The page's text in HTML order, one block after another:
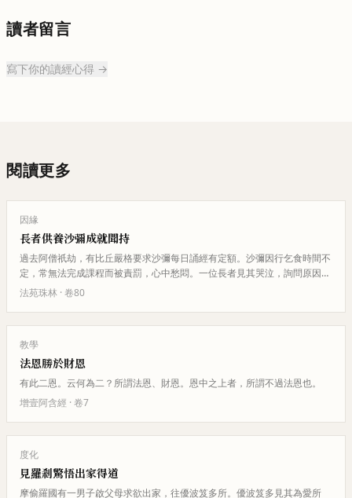
讀者留言
寫下你的讀經心得 →
閱讀更多
因緣
長者供養沙彌成就聞持
過去阿僧祇劫，有比丘嚴格要求沙彌每日誦經有定額。沙彌因行乞食時間不
定，常無法完成課程而被責罰，心中愁悶。一位長者見其哭泣，詢問原因
後，主動供養沙彌飲食，使其能專…
法苑珠林 · 卷80
教學
法恩勝於財恩
有此二恩。云何為二？所謂法恩、財恩。恩中之上者，所謂不過法恩也。
增壹阿含經 · 卷7
度化
見羅剎驚悟出家得道
摩偷羅國有一男子啟父母求欲出家，往優波笈多所。優波笈多見其為愛所